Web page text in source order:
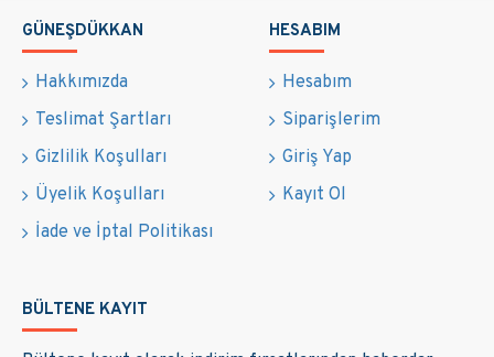
GÜNEŞDÜKKAN
Hakkımızda
Teslimat Şartları
Gizlilik Koşulları
Üyelik Koşulları
İade ve İptal Politikası
HESABIM
Hesabım
Siparişlerim
Giriş Yap
Kayıt Ol
BÜLTENE KAYIT